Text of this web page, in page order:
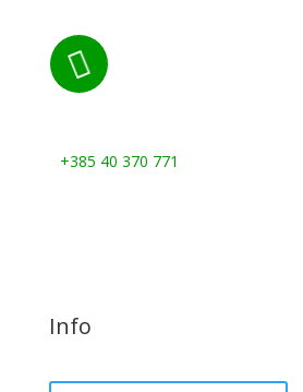

+385 40 370 771
Info